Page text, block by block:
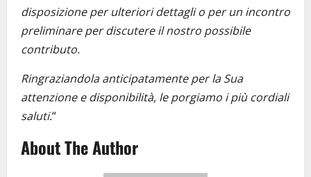
disposizione per ulteriori dettagli o per un incontro
preliminare per discutere il nostro possibile
contributo.
Ringraziandola anticipatamente per la Sua
attenzione e disponibilità, le porgiamo i più cordiali
saluti.“
About The Author